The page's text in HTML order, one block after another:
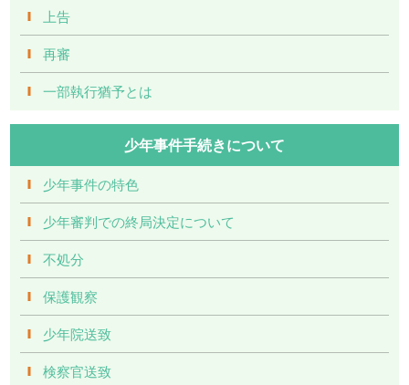
上告
再審
一部執行猶予とは
少年事件手続きについて
少年事件の特色
少年審判での終局決定について
不処分
保護観察
少年院送致
検察官送致